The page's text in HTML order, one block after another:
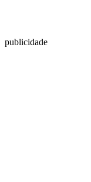
publicidade